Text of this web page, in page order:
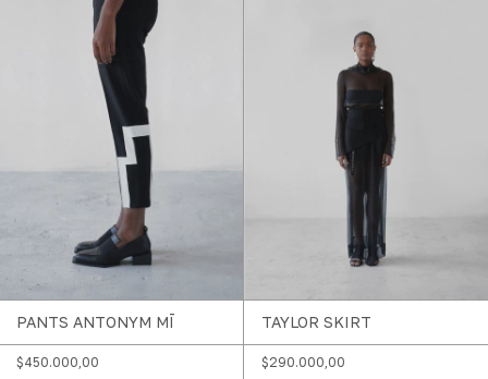
PANTS ANTONYM MĪ
$450.000,00
TAYLOR SKIRT
$290.000,00